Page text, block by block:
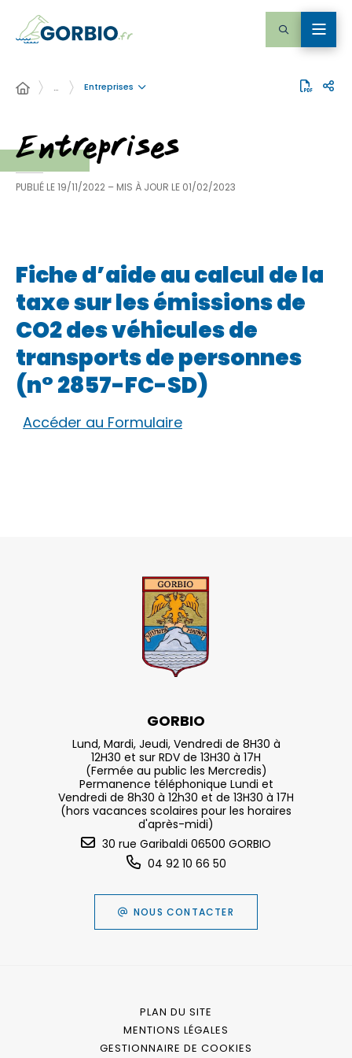
… Entreprises
Entreprises
PUBLIÉ LE19/11/2022 – MIS À JOUR LE 01/02/2023
Fiche d’aide au calcul de la
taxe sur les émissions de
CO2 des véhicules de
transports de personnes
(n° 2857-FC-SD)
Accéder au Formulaire
GORBIO
Lund, Mardi, Jeudi, Vendredi de 8H30 à
12H30 et sur RDV de 13H30 à 17H
(Fermée au public les Mercredis)
Permanence téléphonique Lundi et
Vendredi de 8h30 à 12h30 et de 13H30 à 17H
(hors vacances scolaires pour les horaires
d'après-midi)
30 rue Garibaldi 06500 GORBIO
04 92 10 66 50
NOUS CONTACTER
PLAN DU SITE
MENTIONS LÉGALES
GESTIONNAIRE DE COOKIES